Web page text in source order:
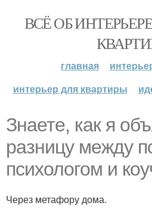
ВСЁ ОБ
главная
интерьер для квартиры
Знаете, как я
разницу между
психологом и
Через метафору дома.